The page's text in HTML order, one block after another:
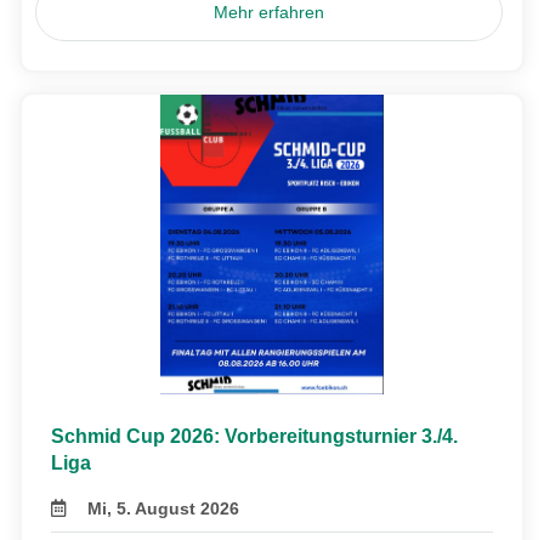
Mehr erfahren
Schmid Cup 2026: Vorbereitungsturnier 3./4.
Liga
Mi, 5. August 2026